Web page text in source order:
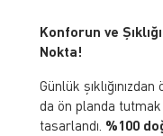
Konforun ve
Nokta!
Günlük
da ön planda
tasarlandı. %100